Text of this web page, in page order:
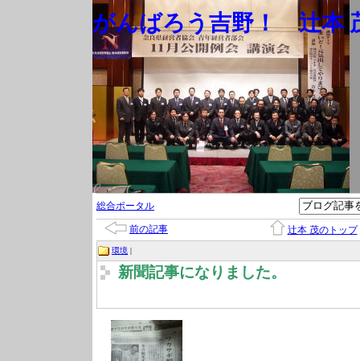
がんばろう吉野！ 辻本
総合ポータル
前の記事 辻本 茂のトップ
環境 |
新聞記事になりました。